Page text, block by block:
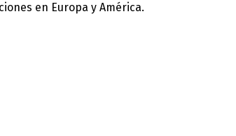
en Europa y América.